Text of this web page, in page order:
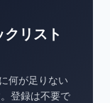
リスト
何が足りない
登録は不要で